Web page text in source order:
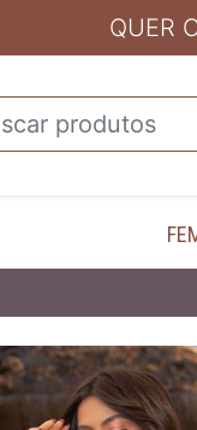
QUER